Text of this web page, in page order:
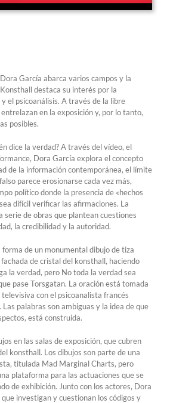
García abarca varios campos y la
destaca su interés por la
el psicoanálisis. A través de la libre
en la exposición y, por lo tanto,
posibles.
dice la verdad? A través del vídeo, el
Dora García explora el concepto
de la información contemporánea, el límite
parece erosionarse cada vez más,
político donde la presencia de «hechos
difícil verificar las afirmaciones. La
serie de obras que plantean cuestiones
la credibilidad y la autoridad.
de un monumental dibujo de tiza
de cristal del konsthall, haciendo
la verdad, pero No toda la verdad sea
pase Torsgatan. La oración está tomada
con el psicoanalista francés
palabras son ambiguas y la idea de que
está construida.
en las salas de exposición, que cubren
konsthall. Los dibujos son parte de una
titulada Mad Marginal Charts, pero
plataforma para las actuaciones que se
de exhibición. Junto con los actores, Dora
investigan y cuestionan los códigos y